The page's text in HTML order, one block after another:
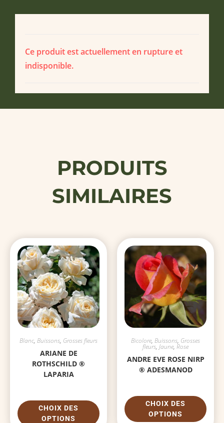
Ce produit est actuellement en rupture et
indisponible.
PRODUITS
SIMILAIRES
Blanc, Buissons, Grosses fleurs
ARIANE DE
ROTHSCHILD ®
LAPARIA
CHOIX DES
OPTIONS
Bicolore, Buissons, Grosses
fleurs, Jaune, Rose
ANDRE EVE ROSE NIRP
® ADESMANOD
CHOIX DES
OPTIONS